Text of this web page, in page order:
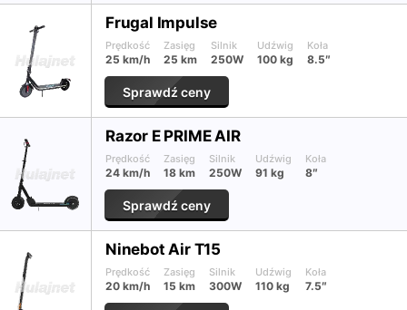
Frugal Impulse
Prędkość
25 km/h
Zasięg
25 km
Silnik
250W
Udźwig
100 kg
Koła
8.5″
Sprawdź ceny
Razor E PRIME AIR
Prędkość
24 km/h
Zasięg
18 km
Silnik
250W
Udźwig
91 kg
Koła
8″
Sprawdź ceny
Ninebot Air T15
Prędkość
20 km/h
Zasięg
15 km
Silnik
300W
Udźwig
110 kg
Koła
7.5″